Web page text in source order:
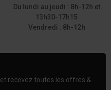
Du lundi au jeudi : 8h-12h et
13h30-17h15
Vendredi : 8h-12h
recevez toutes les offres &